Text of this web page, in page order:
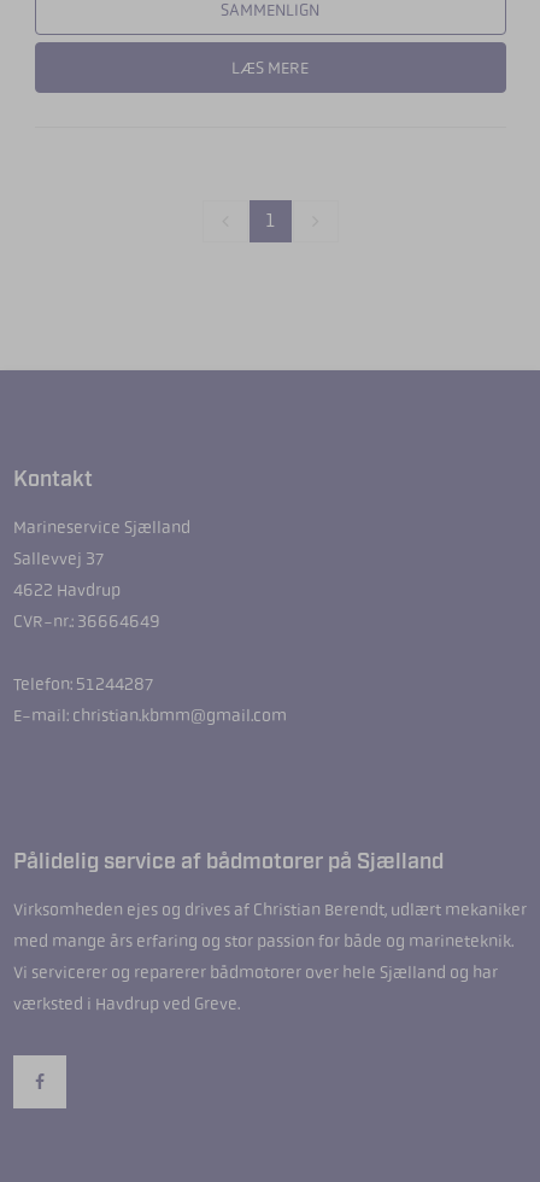
SAMMENLIGN
LÆS MERE
1
Kontakt
Marineservice Sjælland
Sallevvej 37
4622 Havdrup
CVR-nr.: 36664649
Telefon: 51244287
E-mail: christian.kbmm@gmail.com
Pålidelig service af bådmotorer på Sjælland
Virksomheden ejes og drives af Christian Berendt, udlært mekaniker
med mange års erfaring og stor passion for både og marineteknik.
Vi servicerer og reparerer bådmotorer over hele Sjælland og har
værksted i Havdrup ved Greve.